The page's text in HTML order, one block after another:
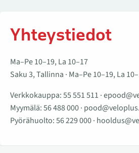
Yhteystiedot
Ma–Pe 10–19, La 10–17
Saku 3, Tallinna · Ma–Pe 10–19, La
Verkkokauppa:55 551 511 ·
Myymälä:56 488 000·
Pyörähuolto:56 229 000·